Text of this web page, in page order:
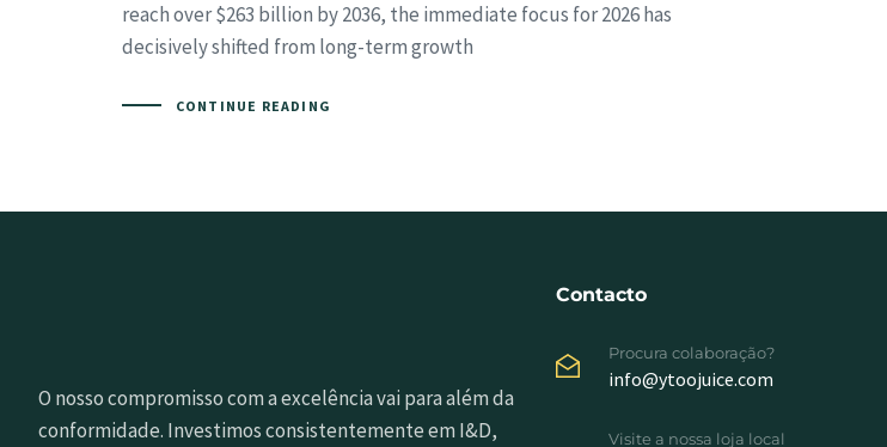
reach over $263 billion by 2036, the immediate focus for 2026 has
decisively shifted from long-term growth
CONTINUE READING
O nosso compromisso com a excelência vai para além da
conformidade. Investimos consistentemente em I&D,
Contacto
Procura colaboração?
info@ytoojuice.com
Visite a nossa loja local